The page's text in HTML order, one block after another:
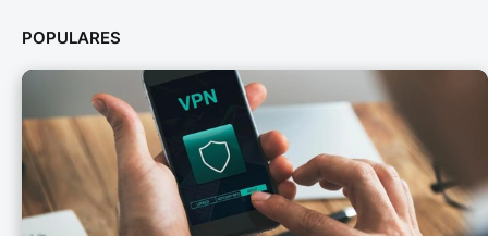
POPULARES